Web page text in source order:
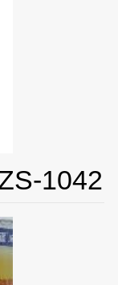
1042